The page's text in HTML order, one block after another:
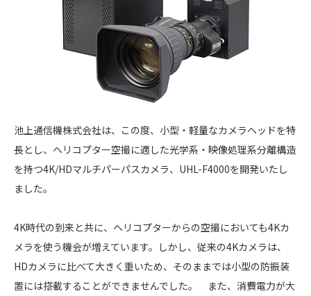
池上通信機株式会社は、この度、小型・軽量なカメラヘッドを特
長とし、ヘリコプター空撮に適した光学系・映像処理系分離構造
を持つ4K/HDマルチパーパスカメラ、UHL-F4000を開発いたし
ました。
4K時代の到来と共に、ヘリコプターからの空撮においても4Kカ
メラを使う機会が増えています。しかし、従来の4Kカメラは、
HDカメラに比べて大きく重いため、そのままでは小型の防振装
置には搭載することができませんでした。 また、消費電力が大